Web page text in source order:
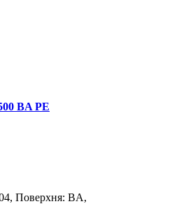
BA PE
Поверхня: BA,